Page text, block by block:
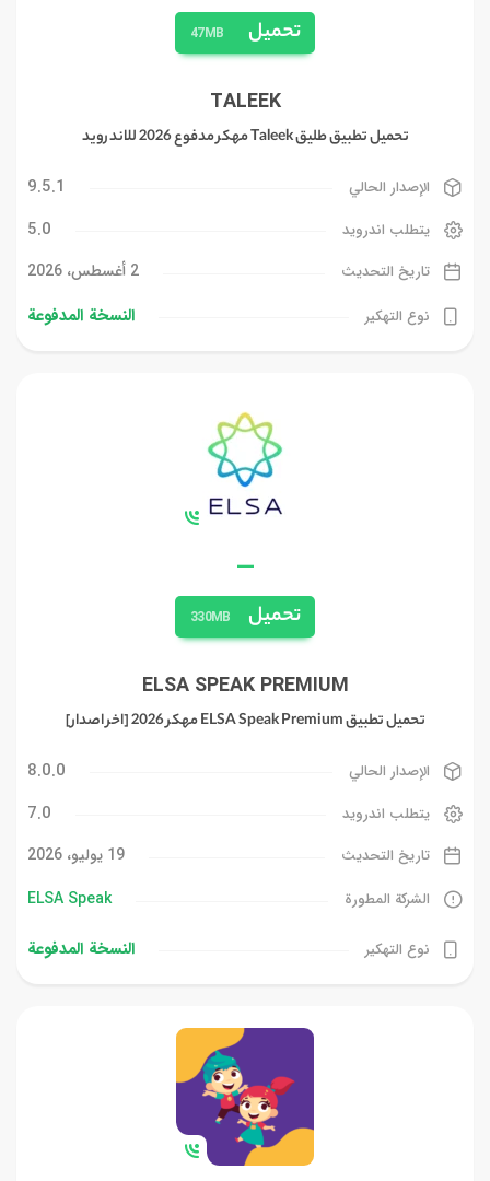
تحميل 47MB
TALEEK
تحميل تطبيق طليق Taleek مهكر مدفوع 2026 للاندرويد
الإصدار الحالي 9.5.1
يتطلب اندرويد 5.0
تاريخ التحديث 2 أغسطس، 2026
نوع التهكير النسخة المدفوعة
—
تحميل 330MB
ELSA SPEAK PREMIUM
تحميل تطبيق ELSA Speak Premium مهكر 2026 [اخر اصدار]
الإصدار الحالي 8.0.0
يتطلب اندرويد 7.0
تاريخ التحديث 19 يوليو، 2026
الشركة المطورة ELSA Speak‏
نوع التهكير النسخة المدفوعة